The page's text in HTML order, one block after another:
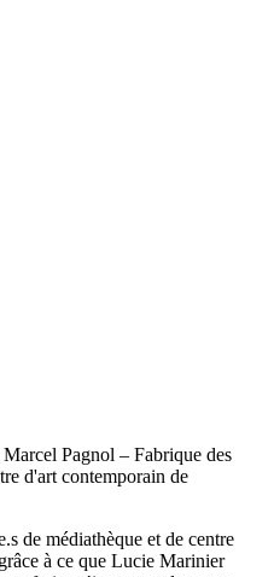
Pagnol – Fabrique des
d'art contemporain de
de médiathèque et de centre
à ce que Lucie Marinier